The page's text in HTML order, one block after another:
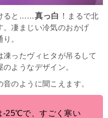
ると……真っ白 ！
まるで北
。凄まじい冷気のおかげ
。
ったヴィヒタが吊るして
ようなデザイン。
のように聞こえます。
-25℃で、すごく寒い